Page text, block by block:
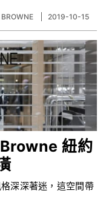
2019-10-15
紐約
深深著迷，這空間帶